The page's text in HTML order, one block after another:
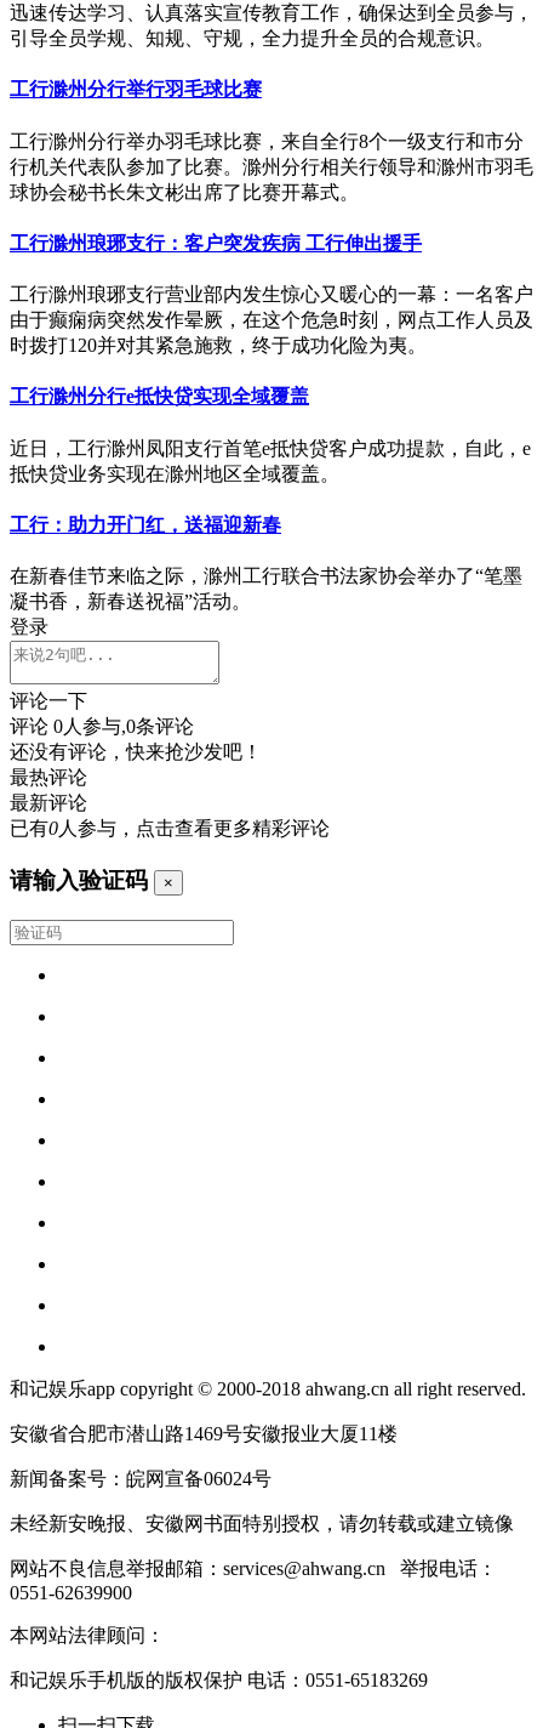
迅速传达学习、认真落实宣传教育工作，确保达到全员参与，
引导全员学规、知规、守规，全力提升全员的合规意识。
工行滁州分行举行羽毛球比赛
工行滁州分行举办羽毛球比赛，来自全行8个一级支行和市分
行机关代表队参加了比赛。滁州分行相关行领导和滁州市羽毛
球协会秘书长朱文彬出席了比赛开幕式。
工行滁州琅琊支行：客户突发疾病 工行伸出援手
工行滁州琅琊支行营业部内发生惊心又暖心的一幕：一名客户
由于癫痫病突然发作晕厥，在这个危急时刻，网点工作人员及
时拨打120并对其紧急施救，终于成功化险为夷。
工行滁州分行e抵快贷实现全域覆盖
近日，工行滁州凤阳支行首笔e抵快贷客户成功提款，自此，e
抵快贷业务实现在滁州地区全域覆盖。
工行：助力开门红，送福迎新春
在新春佳节来临之际，滁州工行联合书法家协会举办了“笔墨
凝书香，新春送祝福”活动。
登录
评论一下
评论 0人参与,0条评论
还没有评论，快来抢沙发吧！
最热评论
最新评论
已有0人参与，点击查看更多精彩评论
请输入验证码 ×
和记娱乐app copyright © 2000-2018 ahwang.cn all right reserved.
安徽省合肥市潜山路1469号安徽报业大厦11楼
新闻备案号：皖网宣备06024号
未经新安晚报、安徽网书面特别授权，请勿转载或建立镜像
网站不良信息举报邮箱： services@ahwang.cn 举报电话：
0551-62639900
本网站法律顾问：
和记娱乐手机版的版权保护 电话：0551-65183269